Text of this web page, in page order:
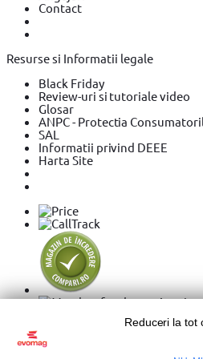
Contact
Resurse si Informatii legale
Black Friday
Review-uri si tutoriale video
Glosar
ANPC - Protectia
SAL
Informatii privind DEEE
Harta Site
Copyright © 2026 Evolution
Reduceri la tot